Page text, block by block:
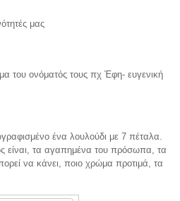
μας
του ονόματός τους πχ Έφη- ευγενική
ένα λουλούδι με 7 πέταλα.
είναι, τα αγαπημένα του πρόσωπα, τα
να κάνει, ποιο χρώμα προτιμά, τα